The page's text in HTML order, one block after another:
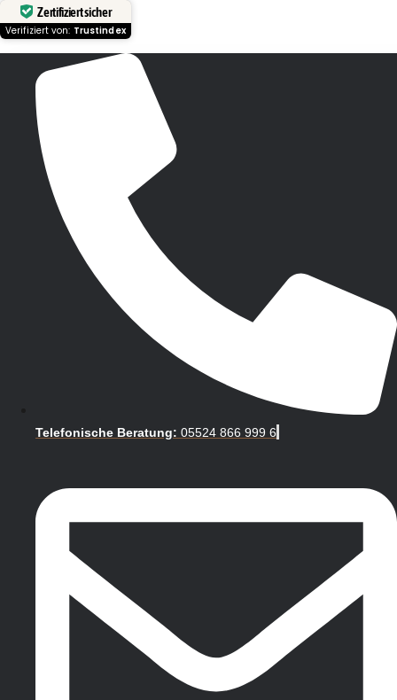
Zertifiziert sicher
Verifiziert von: Trustindex
Telefonische Beratung: 05524 866 999 6